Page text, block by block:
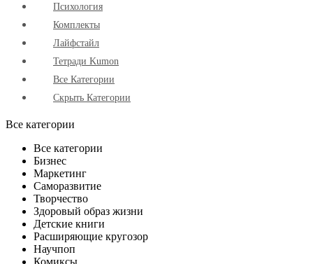
Психология
Комплекты
Лайфстайл
Тетради Kumon
Все Категории
Скрыть Категории
Все категории
Все категории
Бизнес
Маркетинг
Саморазвитие
Творчество
Здоровый образ жизни
Детские книги
Расширяющие кругозор
Научпоп
Комиксы